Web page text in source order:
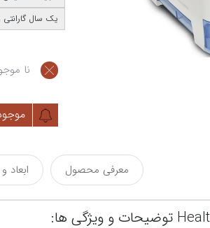
یک سال
نا
معرفی محصول